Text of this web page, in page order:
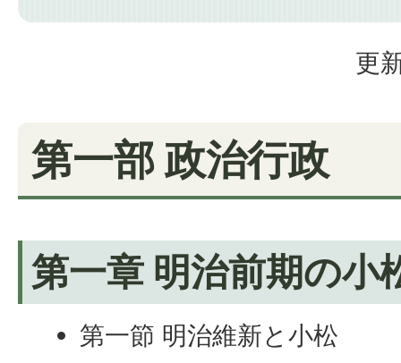
更
第一部 政治行政
第一章 明治前期の小
第一節 明治維新と小松